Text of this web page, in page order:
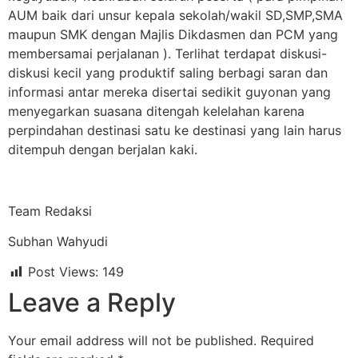
AUM baik dari unsur kepala sekolah/wakil SD,SMP,SMA
maupun SMK dengan Majlis Dikdasmen dan PCM yang
membersamai perjalanan ). Terlihat terdapat diskusi-
diskusi kecil yang produktif saling berbagi saran dan
informasi antar mereka disertai sedikit guyonan yang
menyegarkan suasana ditengah kelelahan karena
perpindahan destinasi satu ke destinasi yang lain harus
ditempuh dengan berjalan kaki.
Team Redaksi
Subhan Wahyudi
Post Views: 149
Leave a Reply
Your email address will not be published. Required